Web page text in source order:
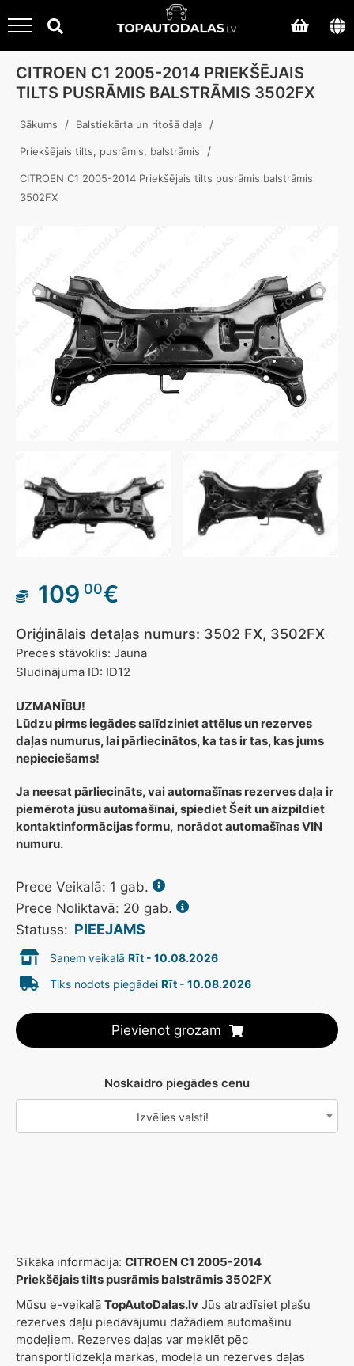
CITROEN C1 2005-2014 PRIEKŠĒJAIS
TILTS PUSRĀMIS BALSTRĀMIS 3502FX
Sākums / Balstiekārta un ritošā daļa /
Priekšējais tilts, pusrāmis, balstrāmis /
CITROEN C1 2005-2014 Priekšējais tilts pusrāmis balstrāmis
3502FX
109 00€
Oriģinālais detaļas numurs: 3502 FX, 3502FX
Preces stāvoklis: Jauna
Sludinājuma ID: ID12
UZMANĪBU!
Lūdzu pirms iegādes salīdziniet attēlus un rezerves
daļas numurus, lai pārliecinātos, ka tas ir tas, kas jums
nepieciešams!
Ja neesat pārliecināts, vai automašīnas rezerves daļa ir
piemērota jūsu automašīnai, spiediet Šeit un aizpildiet
kontaktinformācijas formu, norādot automašīnas VIN
numuru.
Prece Veikalā: 1 gab.
Prece Noliktavā: 20 gab.
Statuss: PIEEJAMS
Saņem veikalā Rīt - 10.08.2026
Tiks nodots piegādei Rīt - 10.08.2026
Pievienot grozam
Noskaidro piegādes cenu
Izvēlies valsti!
Sīkāka informācija: CITROEN C1 2005-2014
Priekšējais tilts pusrāmis balstrāmis 3502FX
Mūsu e-veikalā TopAutoDalas.lv Jūs atradīsiet plašu
rezerves daļu piedāvājumu dažādiem automašīnu
modeļiem. Rezerves daļas var meklēt pēc
transportlīdzekļa markas, modeļa un rezerves daļas